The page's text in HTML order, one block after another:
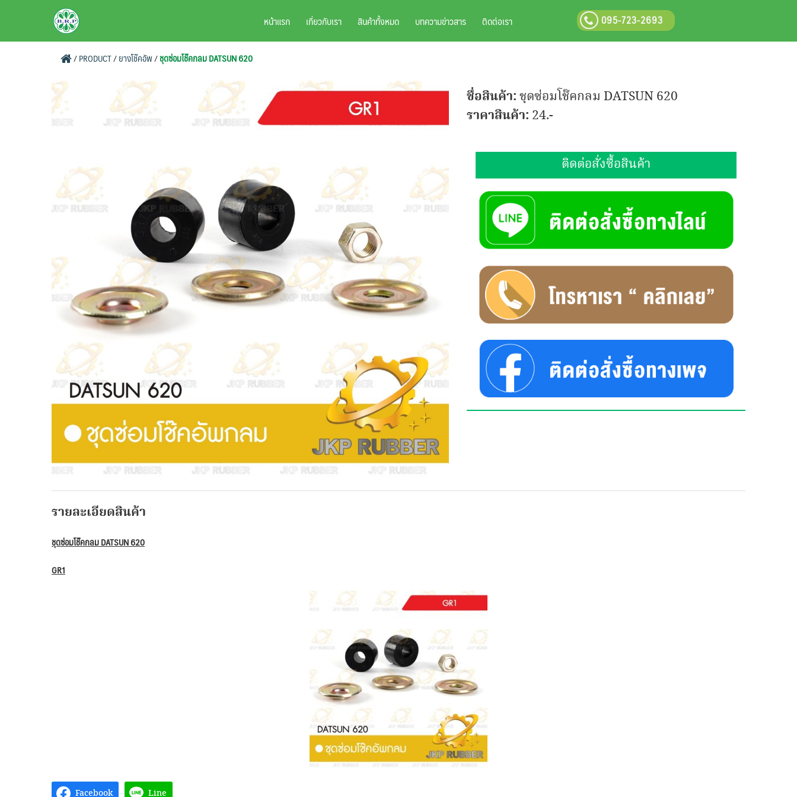
BRPAUTO.COM 095-723-2693
หน้าแรก เกี่ยวกับเรา สินค้าทั้งหมด บทความข่าวสาร ติดต่อเรา
/PRODUCT/ยางโช๊คอัพ/ชุดซ่อมโช๊คกลม DATSUN 620
ชื่อสินค้า:ชุดซ่อมโช๊คกลม DATSUN 620
ราคาสินค้า: 24.-
ติดต่อสั่งซื้อสินค้า
รายละเอียดสินค้า
ชุดซ่อมโช๊คกลม DATSUN 620
GR1
Facebook Line